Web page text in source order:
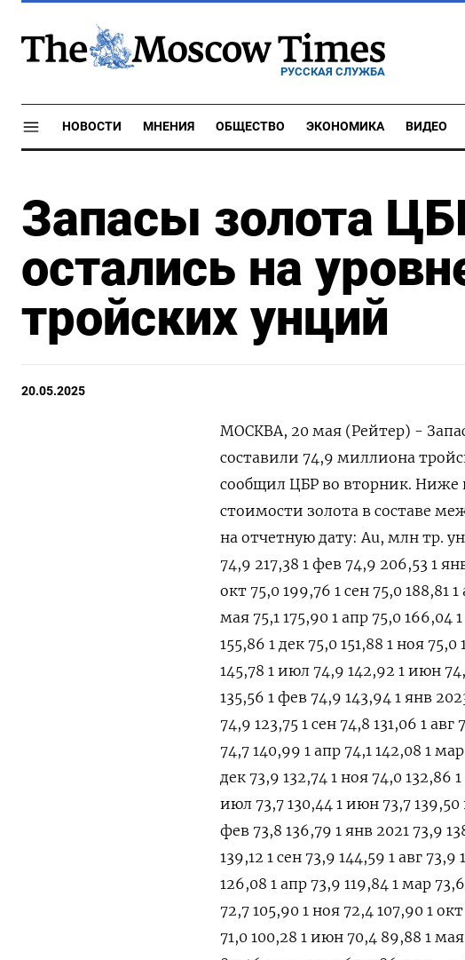
РУССКАЯ СЛУЖБА
НОВОСТИ МНЕНИЯ ОБЩЕСТВО ЭКОНОМИКА ВИДЕО
Запасы золота
остались на
тройских унций
20.05.2025
МОСКВА, 20 мая (Рейтер) -
составили 74,9 миллиона
сообщил ЦБР во вторник. Ниже
стоимости золота в составе
на отчетную дату: Au, млн тр.
74,9 217,38 1 фев 74,9 206,53 1
окт 75,0 199,76 1 сен 75,0 188,81
мая 75,1 175,90 1 апр 75,0 166,04
155,86 1 дек 75,0 151,88 1 ноя
145,78 1 июл 74,9 142,92 1 июн
135,56 1 фев 74,9 143,94 1 янв
74,9 123,75 1 сен 74,8 131,06 1
74,7 140,99 1 апр 74,1 142,08 1
дек 73,9 132,74 1 ноя 74,0 132,86
июл 73,7 130,44 1 июн 73,7 139,50
фев 73,8 136,79 1 янв 2021 73,9
139,12 1 сен 73,9 144,59 1 авг
126,08 1 апр 73,9 119,84 1 мар
72,7 105,90 1 ноя 72,4 107,90 1
71,0 100,28 1 июн 70,4 89,88 1